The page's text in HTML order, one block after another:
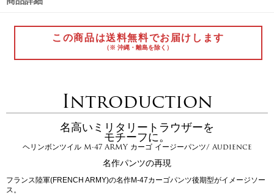
この商品は送料無料でお届けします
（※ 沖縄・離島を除く）
Introduction
名高いミリタリートラウザーを
モチーフに。
ヘリンボンツイル M-47 ARMY カーゴ イージーパンツ/ Audience
名作パンツの再現
フランス陸軍(FRENCH ARMY)の名作M-47カーゴパンツ後期型がイメージソー
ス。